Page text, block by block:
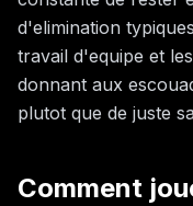
d'elimination
travail d'equipe et
donnant aux
plutot que de juste
Comment